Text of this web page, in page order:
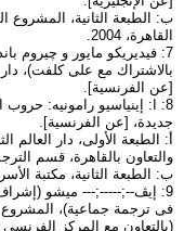
ب: الطبعة الثانية، المشروع
القاهرة، 2004.
7: فيديريكو مايور و چيروم
[عن الفرنسية].
8: ا: إينياسيو رامونيه:
جديدة، [عن الفرنسية].
أ: الطبعة الأولى، دار العالم
والتعاون بالقاهرة، قسم
ب: الطبعة الثانية، مكتبة الأسرة،
9: إيڤ--;-----;--- ميشو
فى ترجمة جماعية)، المشروع
(بالتعاون مع المركز الفرنسى